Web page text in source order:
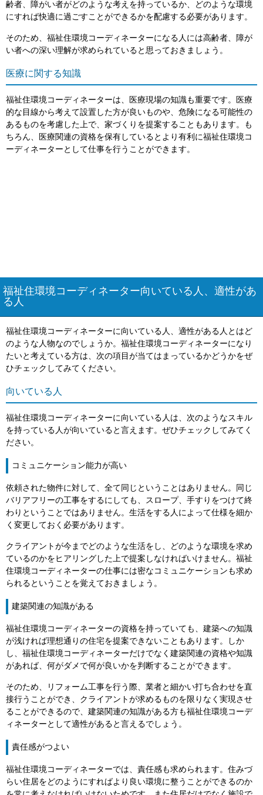
齢者、障がい者がどのような考えを持っているか、どのような環境
にすれば快適に過ごすことができるかを配慮する必要があります。
そのため、福祉住環境コーディネーターになる人には高齢者、障が
い者への深い理解が求められていると思っておきましょう。
医療に関する知識
福祉住環境コーディネーターは、医療現場の知識も重要です。医療
的な目線から考えて設置した方が良いものや、危険になる可能性の
あるものを考慮した上で、家づくりを提案することもあります。も
ちろん、医療関連の資格を保有しているとより有利に福祉住環境コ
ーディネーターとして仕事を行うことができます。
福祉住環境コーディネーター向いている人、適性があ
る人
福祉住環境コーディネーターに向いている人、適性がある人とはど
のような人物なのでしょうか。福祉住環境コーディネーターになり
たいと考えている方は、次の項目が当てはまっているかどうかをぜ
ひチェックしてみてください。
向いている人
福祉住環境コーディネーターに向いている人は、次のようなスキル
を持っている人が向いていると言えます。ぜひチェックしてみてく
ださい。
コミュニケーション能力が高い
依頼された物件に対して、全て同じということはありません。同じ
バリアフリーの工事をするにしても、スロープ、手すりをつけて終
わりということではありません。生活をする人によって仕様を細か
く変更しておく必要があります。
クライアントが今までどのような生活をし、どのような環境を求め
ているのかをヒアリングした上で提案しなければいけません。福祉
住環境コーディネーターの仕事には密なコミュニケーションも求め
られるということを覚えておきましょう。
建築関連の知識がある
福祉住環境コーディネーターの資格を持っていても、建築への知識
が浅ければ理想通りの住宅を提案できないこともあります。しか
し、福祉住環境コーディネーターだけでなく建築関連の資格や知識
があれば、何がダメで何が良いかを判断することができます。
そのため、リフォーム工事を行う際、業者と細かい打ち合わせを直
接行うことができ、クライアントが求めるものを限りなく実現させ
ることができるので、建築関連の知識がある方も福祉住環境コーデ
ィネーターとして適性があると言えるでしょう。
責任感がつよい
福祉住環境コーディネーターでは、責任感も求められます。住みづ
らい住居をどのようにすればより良い環境に整うことができるのか